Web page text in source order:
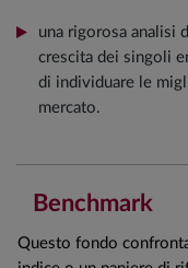
una rigorosa analisi
crescita dei singoli
di individuare le
mercato.
Benchmark
Questo fondo